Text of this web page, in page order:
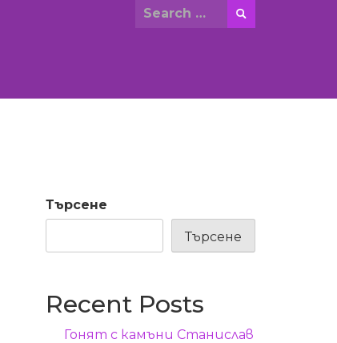
Search
Търсене
Търсене
Recent Posts
Гонят с камъни Станислав